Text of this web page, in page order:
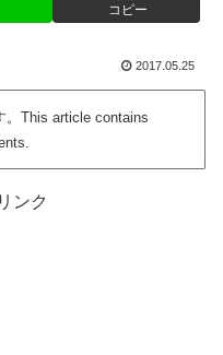
コピー
2017.05.25
。This article contains
ンク